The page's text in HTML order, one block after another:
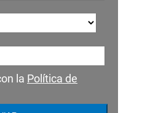
la Política de